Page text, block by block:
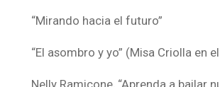
“Mirando hacia el futuro”
“El asombro y yo” (Misa Criolla en